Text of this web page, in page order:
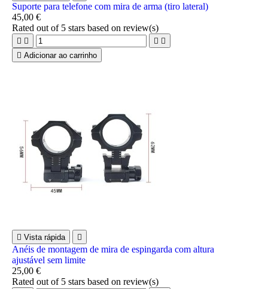
Suporte para telefone com mira de arma (tiro lateral)
45,00 €
Rated out of 5 stars based on review(s)
   
 Adicionar ao carrinho
 Vista rápida 
Anéis de montagem de mira de espingarda com altura
ajustável sem limite
25,00 €
Rated out of 5 stars based on review(s)